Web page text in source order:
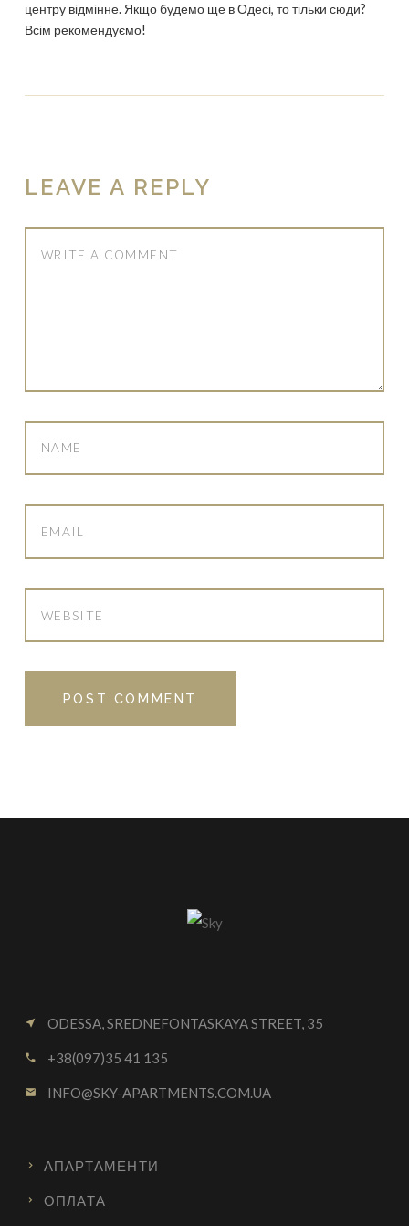
центру відмінне. Якщо будемо ще в Одесі, то тільки сюди?
Всім рекомендуємо!
LEAVE A REPLY
near_me ODESSA, SREDNEFONTASKAYA STREET, 35
call +38(097)35 41 135
email INFO@SKY-APARTMENTS.COM.UA
АПАРТАМЕНТИ
ОПЛАТА